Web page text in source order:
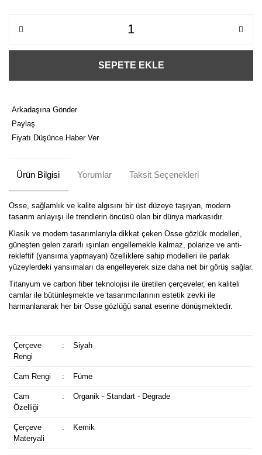
SEPETE EKLE
Arkadaşına Gönder
Paylaş
Fiyatı Düşünce Haber Ver
Ürün Bilgisi Yorumlar Taksit Seçenekleri
Osse, sağlamlık ve kalite algısını bir üst düzeye taşıyan, modern
tasarım anlayışı ile trendlerin öncüsü olan bir dünya markasıdır.
Klasik ve modern tasarımlarıyla dikkat çeken Osse gözlük modelleri,
güneşten gelen zararlı ışınları engellemekle kalmaz, polarize ve anti-
rekleftif (yansıma yapmayan) özelliklere sahip modelleri ile parlak
yüzeylerdeki yansımaları da engelleyerek size daha net bir görüş sağlar.
Titanyum ve carbon fiber teknolojisi ile üretilen çerçeveler, en kaliteli
camlar ile bütünleşmekte ve tasarımcılarının estetik zevki ile
harmanlanarak her bir Osse gözlüğü sanat eserine dönüşmektedir.
Çerçeve
Rengi
: Siyah
Cam Rengi : Füme
Cam
Özelliği
: Organik - Standart - Degrade
Çerçeve
Materyali
: Kemik